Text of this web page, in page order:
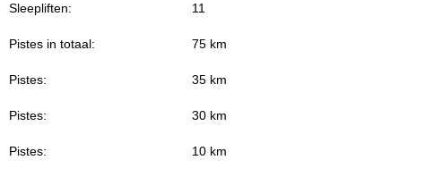
Sleepliften: 11
Pistes in totaal: 75 km
Pistes: 35 km
Pistes: 30 km
Pistes: 10 km